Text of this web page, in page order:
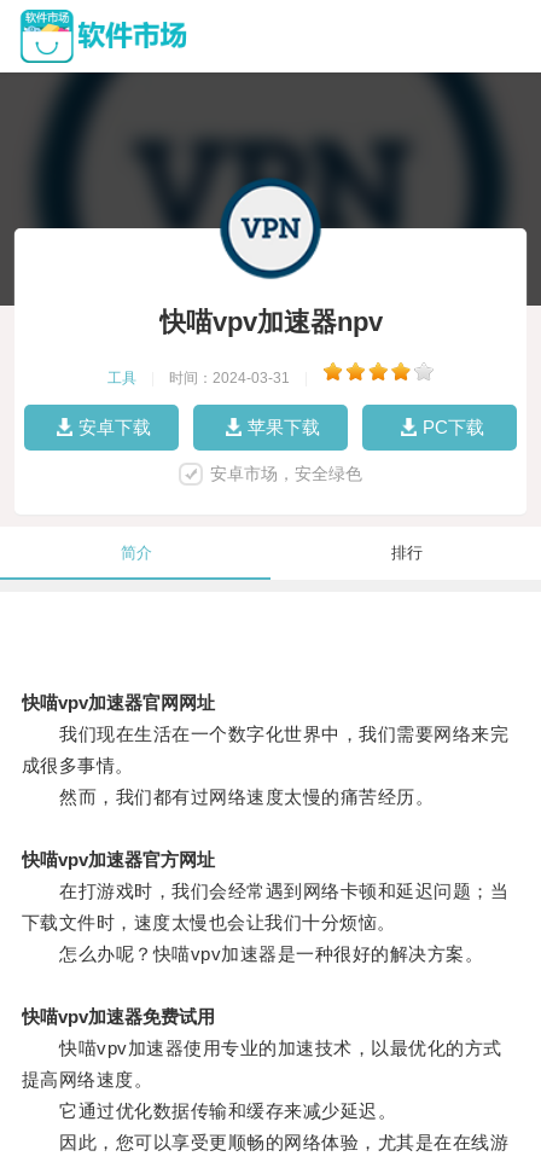
快喵vpv加速器npv
工具 时间：2024-03-31
安卓下载 苹果下载 PC下载
安卓市场，安全绿色
简介 排行
快喵vpv加速器官网网址
我们现在生活在一个数字化世界中，我们需要网络来完
成很多事情。
然而，我们都有过网络速度太慢的痛苦经历。
快喵vpv加速器官方网址
在打游戏时，我们会经常遇到网络卡顿和延迟问题；当
下载文件时，速度太慢也会让我们十分烦恼。
怎么办呢？快喵vpv加速器是一种很好的解决方案。
快喵vpv加速器免费试用
快喵vpv加速器使用专业的加速技术，以最优化的方式
提高网络速度。
它通过优化数据传输和缓存来减少延迟。
因此，您可以享受更顺畅的网络体验，尤其是在在线游